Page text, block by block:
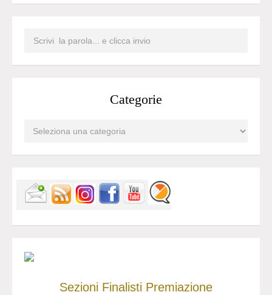
Categorie
Sezioni Finalisti Premiazione